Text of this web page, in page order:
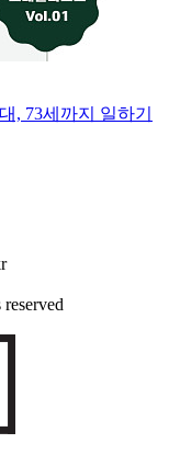
, 73세까지 일하기